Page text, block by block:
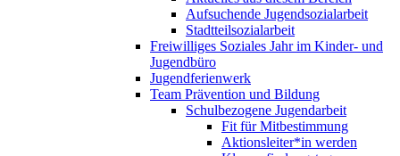
Aufsuchende Jugendsozialarbeit
Stadtteilsozialarbeit
Freiwilliges Soziales Jahr im Kinder- und
Jugendbüro
Jugendferienwerk
Team Prävention und Bildung
Schulbezogene Jugendarbeit
Fit für Mitbestimmung
Aktionsleiter*in werden